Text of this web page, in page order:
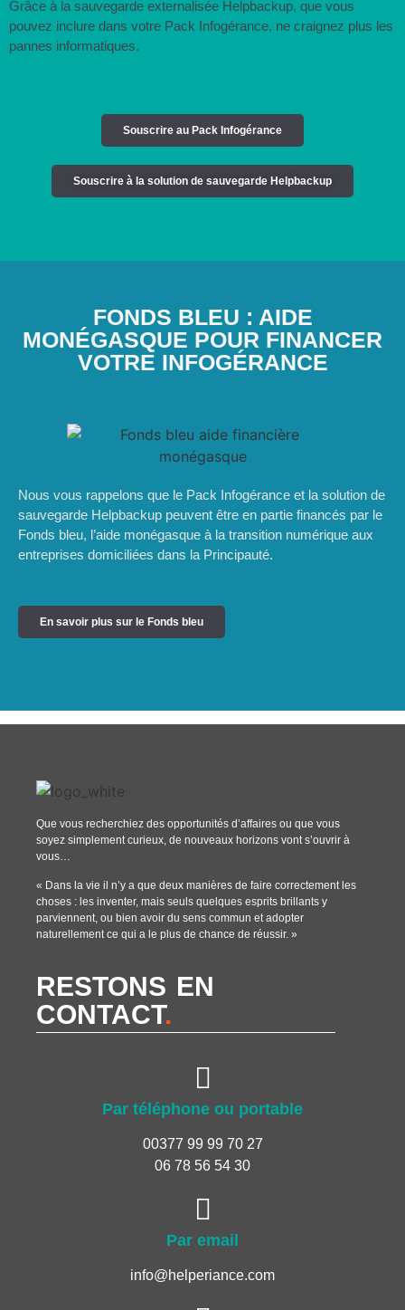
Grâce à la sauvegarde externalisée Helpbackup, que vous
pouvez inclure dans votre Pack Infogérance, ne craignez plus les
pannes informatiques.
Souscrire au Pack Infogérance
Souscrire à la solution de sauvegarde Helpbackup
FONDS BLEU : AIDE
MONÉGASQUE POUR FINANCER
VOTRE INFOGÉRANCE
Nous vous rappelons que le Pack Infogérance et la solution de
sauvegarde Helpbackup peuvent être en partie financés par le
Fonds bleu, l’aide monégasque à la transition numérique aux
entreprises domiciliées dans la Principauté.
En savoir plus sur le Fonds bleu
Que vous recherchiez des opportunités d’affaires ou que vous
soyez simplement curieux, de nouveaux horizons vont s’ouvrir à
vous…
« Dans la vie il n’y a que deux manières de faire correctement les
choses : les inventer, mais seuls quelques esprits brillants y
parviennent, ou bien avoir du sens commun et adopter
naturellement ce qui a le plus de chance de réussir. »
RESTONS EN
CONTACT.
Par téléphone ou portable
00377 99 99 70 27
06 78 56 54 30
Par email
info@helperiance.com